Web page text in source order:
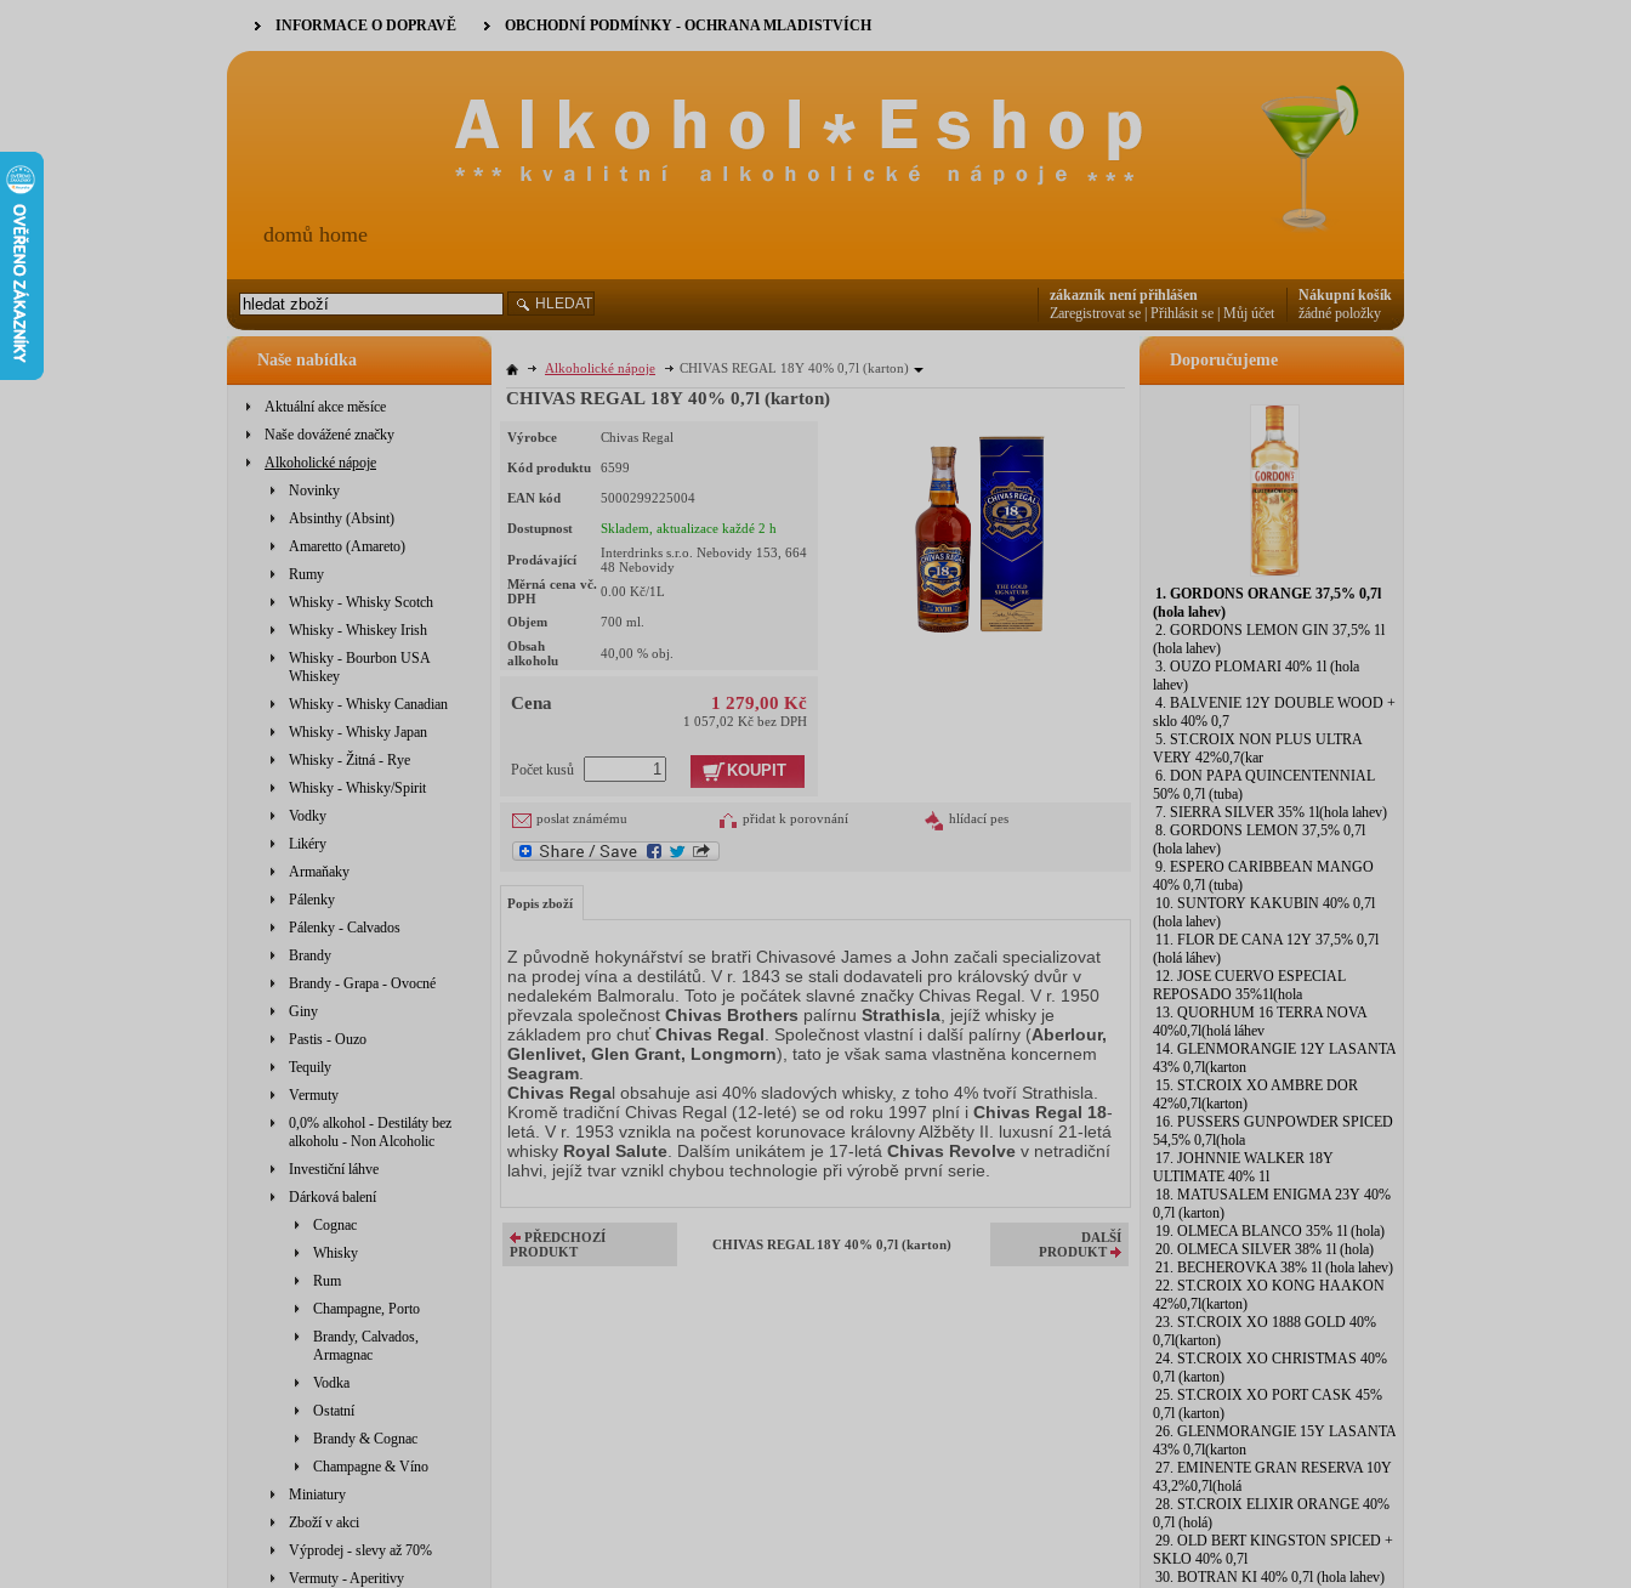
Naše nabídka
Aktuální akce měsíce
Naše dovážené značky
Alkoholické nápoje
Novinky
Absinthy (Absint)
Amaretto (Amareto)
Rumy
Whisky - Whisky Scotch
Whisky - Whiskey Irish
Whisky - Bourbon USA
Whiskey
Whisky - Whisky Canadian
Whisky - Whisky Japan
Whisky - Žitná - Rye
Whisky - Whisky/Spirit
Vodky
Likéry
Armaňaky
Pálenky
Pálenky - Calvados
Brandy
Brandy - Grapa - Ovocné
Giny
Pastis - Ouzo
Tequily
Vermuty
0,0% alkohol - Destiláty bez
alkoholu - Non Alcoholic
Investiční láhve
Dárková balení
Cognac
Whisky
Rum
Champagne, Porto
Brandy, Calvados,
Armagnac
Vodka
Ostatní
Brandy & Cognac
Champagne & Víno
Miniatury
Zboží v akci
Výprodej - slevy až 70%
Vermuty - Aperitivy
Alkoholické nápoje CHIVAS REGAL 18Y 40% 0,7l (karton)
CHIVAS REGAL 18Y 40% 0,7l (karton)
Výrobce Chivas Regal
Kód produktu 6599
EAN kód 5000299225004
Dostupnost Skladem, aktualizace každé 2 h
Prodávající
Interdrinks s.r.o. Nebovidy 153, 664
48 Nebovidy
Měrná cena vč.
DPH
0.00 Kč/1L
Objem 700 ml.
Obsah
alkoholu
40,00 % obj.
Cena 1 279,00 Kč
1 057,02 Kč bez DPH
Počet kusů KOUPIT
poslat známému přidat k porovnání hlídací pes
Popis zboží
Z původně hokynářství se bratři Chivasové James a John začali specializovat
na prodej vína a destilátů. V r. 1843 se stali dodavateli pro královský dvůr v
nedalekém Balmoralu. Toto je počátek slavné značky Chivas Regal. V r. 1950
převzala společnost Chivas Brothers palírnu Strathisla , jejíž whisky je
základem pro chuťChivas Regal . Společnost vlastní i další palírny (Aberlour,
Glenlivet, Glen Grant, Longmorn), tato je však sama vlastněna koncernem
Seagram
Chivas Regal obsahuje asi 40% sladových whisky, z toho 4% tvoří Strathisla.
Kromě tradiční Chivas Regal (12-leté) se od roku 1997 plní i Chivas Regal 18-
letá. V r. 1953 vznikla na počest korunovace královny Alžběty II. luxusní 21-letá
whisky Royal Salute . Dalším unikátem je 17-letá Chivas Revolve v netradiční
lahvi, jejíž tvar vznikl chybou technologie při výrobě první serie.
PŘEDCHOZÍ
PRODUKT
CHIVAS REGAL 18Y 40% 0,7l (karton)
DALŠÍ
PRODUKT
Doporučujeme
1. GORDONS ORANGE 37,5% 0,7l
(hola lahev)
2. GORDONS LEMON GIN 37,5% 1l
(hola lahev)
3. OUZO PLOMARI 40% 1l (hola
lahev)
4. BALVENIE 12Y DOUBLE WOOD +
sklo 40% 0,7
5. ST.CROIX NON PLUS ULTRA
VERY 42%0,7(kar
6. DON PAPA QUINCENTENNIAL
50% 0,7l (tuba)
7. SIERRA SILVER 35% 1l(hola lahev)
8. GORDONS LEMON 37,5% 0,7l
(hola lahev)
9. ESPERO CARIBBEAN MANGO
40% 0,7l (tuba)
10. SUNTORY KAKUBIN 40% 0,7l
(hola lahev)
11. FLOR DE CANA 12Y 37,5% 0,7l
(holá láhev)
12. JOSE CUERVO ESPECIAL
REPOSADO 35%1l(hola
13. QUORHUM 16 TERRA NOVA
40%0,7l(holá láhev
14. GLENMORANGIE 12Y LASANTA
43% 0,7l(karton
15. ST.CROIX XO AMBRE DOR
42%0,7l(karton)
16. PUSSERS GUNPOWDER SPICED
54,5% 0,7l(hola
17. JOHNNIE WALKER 18Y
ULTIMATE 40% 1l
18. MATUSALEM ENIGMA 23Y 40%
0,7l (karton)
19. OLMECA BLANCO 35% 1l (hola)
20. OLMECA SILVER 38% 1l (hola)
21. BECHEROVKA 38% 1l (hola lahev)
22. ST.CROIX XO KONG HAAKON
42%0,7l(karton)
23. ST.CROIX XO 1888 GOLD 40%
0,7l(karton)
24. ST.CROIX XO CHRISTMAS 40%
0,7l (karton)
25. ST.CROIX XO PORT CASK 45%
0,7l (karton)
26. GLENMORANGIE 15Y LASANTA
43% 0,7l(karton
27. EMINENTE GRAN RESERVA 10Y
43,2%0,7l(holá
28. ST.CROIX ELIXIR ORANGE 40%
0,7l (holá)
29. OLD BERT KINGSTON SPICED +
SKLO 40% 0,7l
30. BOTRAN KI 40% 0,7l (hola lahev)
INFORMACE O DOPRAVĚ OBCHODNÍ PODMÍNKY - OCHRANA MLADISTVÍCH
domů home
HLEDAT
Nákupní košík
žádné položky
zákazník není přihlášen
Zaregistrovat se Přihlásit se Můj účet